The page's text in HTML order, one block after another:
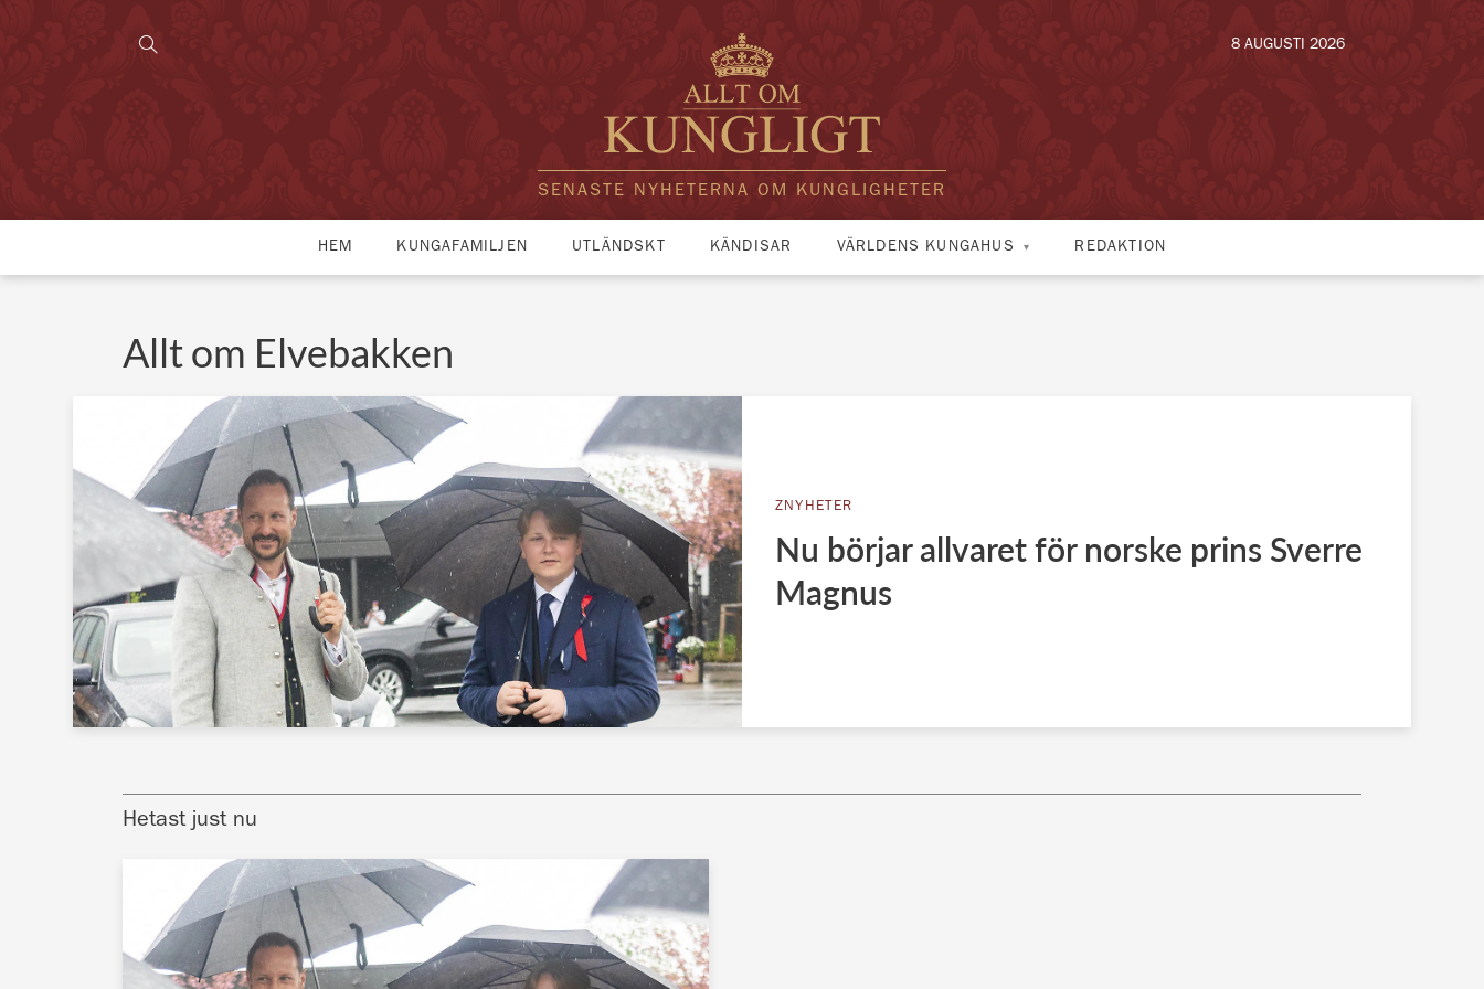
SENASTE NYHETERNA OM KUNGLIGHETER
8 AUGUSTI 2026
HEM KUNGAFAMILJEN UTLÄNDSKT KÄNDISAR VÄRLDENS KUNGAHUS REDAKTION
Allt om Elvebakken
ZNYHETER
Nu börjar allvaret för norske prins Sverre
Magnus
Hetast just nu